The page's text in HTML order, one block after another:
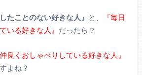
たことのない好きな人』 と、
『毎日
いる好きな人』 だったら？
仲良くおしゃべりしている好きな人』
よね？